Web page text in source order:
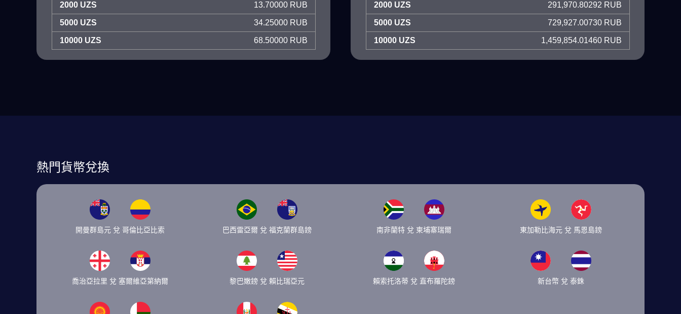
2000 UZS 13.70000 RUB
5000 UZS 34.25000 RUB
10000 UZS 68.50000 RUB
2000 UZS 291,970.80292 RUB
5000 UZS 729,927.00730 RUB
10000 UZS 1,459,854.01460 RUB
熱門貨幣兌換
開曼群島元 兌 哥倫比亞比索 巴西雷亞爾 兌 福克蘭群島鎊 南非蘭特 兌 柬埔寨瑞爾 東加勒比海元 兌 馬恩島鎊
喬治亞拉里 兌 塞爾維亞第納爾 黎巴嫩鎊 兌 賴比瑞亞元 賴索托洛蒂 兌 直布羅陀鎊 新台幣 兌 泰銖